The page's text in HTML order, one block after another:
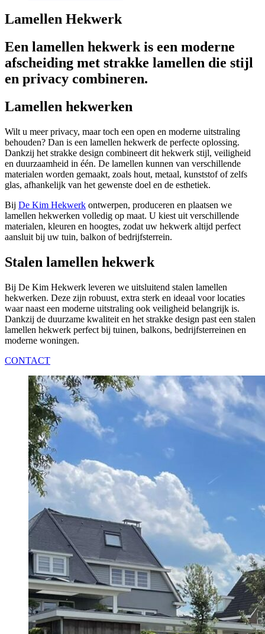
Lamellen Hekwerk
Een lamellen hekwerk is een moderne
afscheiding met strakke lamellen die stijl
en privacy combineren.
Lamellen hekwerken
Wilt u meer privacy, maar toch een open en moderne uitstraling
behouden? Dan is een lamellen hekwerk de perfecte oplossing.
Dankzij het strakke design combineert dit hekwerk stijl, veiligheid
en duurzaamheid in één. De lamellen kunnen van verschillende
materialen worden gemaakt, zoals hout, metaal, kunststof of zelfs
glas, afhankelijk van het gewenste doel en de esthetiek.
Bij De Kim Hekwerk ontwerpen, produceren en plaatsen we
lamellen hekwerken volledig op maat. U kiest uit verschillende
materialen, kleuren en hoogtes, zodat uw hekwerk altijd perfect
aansluit bij uw tuin, balkon of bedrijfsterrein.
Stalen lamellen hekwerk
Bij De Kim Hekwerk leveren we uitsluitend stalen lamellen
hekwerken. Deze zijn robuust, extra sterk en ideaal voor locaties
waar naast een moderne uitstraling ook veiligheid belangrijk is.
Dankzij de duurzame kwaliteit en het strakke design past een stalen
lamellen hekwerk perfect bij tuinen, balkons, bedrijfsterreinen en
moderne woningen.
CONTACT